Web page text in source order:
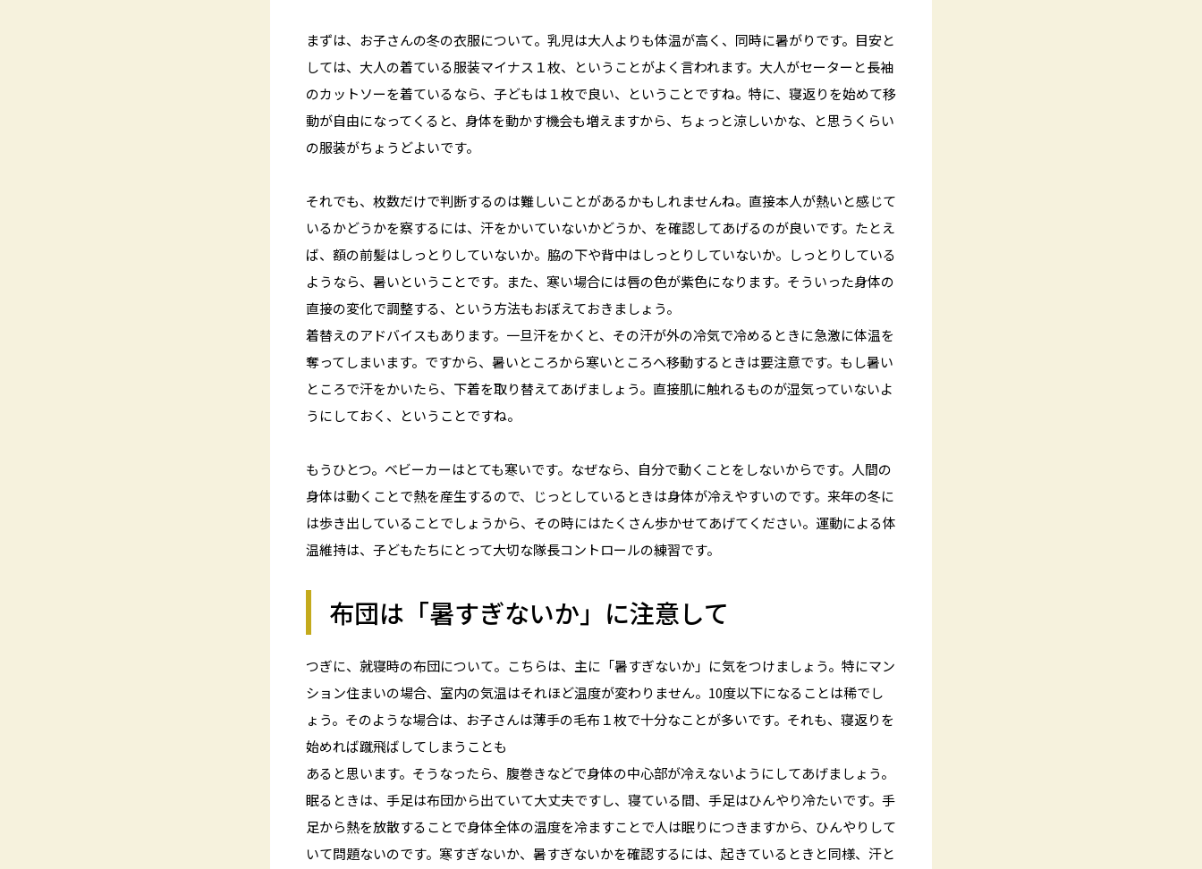
まずは、お子さんの冬の衣服について。乳児は大人よりも体温が高く、同時に暑がりです。目安と
しては、大人の着ている服装マイナス１枚、ということがよく言われます。大人がセーターと長袖
のカットソーを着ているなら、子どもは１枚で良い、ということですね。特に、寝返りを始めて移
動が自由になってくると、身体を動かす機会も増えますから、ちょっと涼しいかな、と思うくらい
の服装がちょうどよいです。
それでも、枚数だけで判断するのは難しいことがあるかもしれませんね。直接本人が熱いと感じて
いるかどうかを察するには、汗をかいていないかどうか、を確認してあげるのが良いです。たとえ
ば、額の前髪はしっとりしていないか。脇の下や背中はしっとりしていないか。しっとりしている
ようなら、暑いということです。また、寒い場合には唇の色が紫色になります。そういった身体の
直接の変化で調整する、という方法もおぼえておきましょう。
着替えのアドバイスもあります。一旦汗をかくと、その汗が外の冷気で冷めるときに急激に体温を
奪ってしまいます。ですから、暑いところから寒いところへ移動するときは要注意です。もし暑い
ところで汗をかいたら、下着を取り替えてあげましょう。直接肌に触れるものが湿気っていないよ
うにしておく、ということですね。
もうひとつ。ベビーカーはとても寒いです。なぜなら、自分で動くことをしないからです。人間の
身体は動くことで熱を産生するので、じっとしているときは身体が冷えやすいのです。来年の冬に
は歩き出していることでしょうから、その時にはたくさん歩かせてあげてください。運動による体
温維持は、子どもたちにとって大切な隊長コントロールの練習です。
布団は「暑すぎないか」に注意して
つぎに、就寝時の布団について。こちらは、主に「暑すぎないか」に気をつけましょう。特にマン
ション住まいの場合、室内の気温はそれほど温度が変わりません。10度以下になることは稀でし
ょう。そのような場合は、お子さんは薄手の毛布１枚で十分なことが多いです。それも、寝返りを
始めれば蹴飛ばしてしまうことも
あると思います。そうなったら、腹巻きなどで身体の中心部が冷えないようにしてあげましょう。
眠るときは、手足は布団から出ていて大丈夫ですし、寝ている間、手足はひんやり冷たいです。手
足から熱を放散することで身体全体の温度を冷ますことで人は眠りにつきますから、ひんやりして
いて問題ないのです。寒すぎないか、暑すぎないかを確認するには、起きているときと同様、汗と